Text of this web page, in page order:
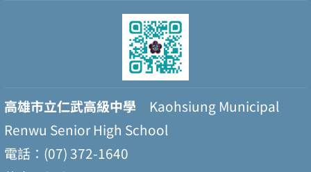
高雄市立仁武高級中學 Kaohsiung Municipal
Renwu Senior High School
電話：(07) 372-1640